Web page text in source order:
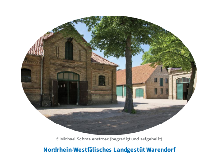
© Michael Schmalenstroer; (begradigt und aufgehellt)
Nordrhein-Westfälisches Landgestüt Warendorf